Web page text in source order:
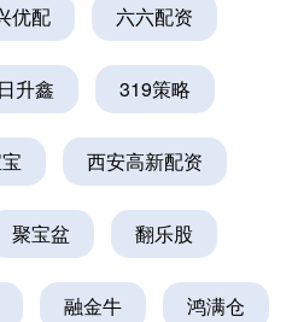
优配 六六配资
日升鑫 319策略
西安高新配资
聚宝盆 翻乐股
融金牛 鸿满仓